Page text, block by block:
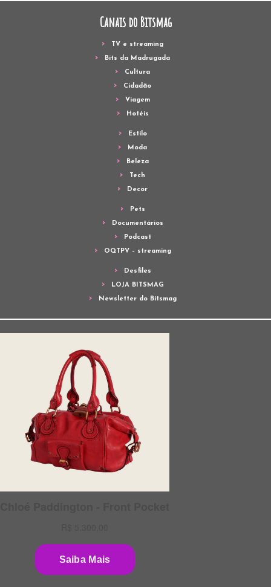
Canais do Bitsmag
TV e streaming
Bits da Madrugada
Cultura
Cidadão
Viagem
Hotéis
Estilo
Moda
Beleza
Tech
Decor
Pets
Documentários
Podcast
OQTPV – streaming
Desfiles
LOJA BITSMAG
Newsletter do Bitsmag